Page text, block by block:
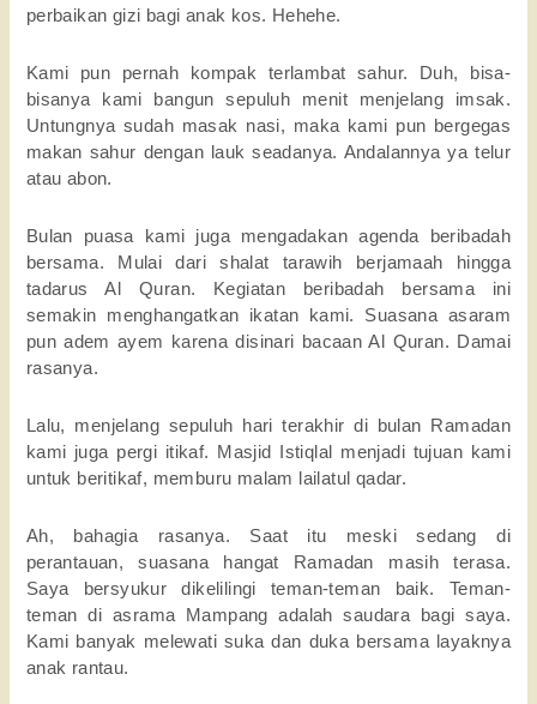
perbaikan gizi bagi anak kos. Hehehe.
Kami pun pernah kompak terlambat sahur. Duh, bisa-
bisanya kami bangun sepuluh menit menjelang imsak.
Untungnya sudah masak nasi, maka kami pun bergegas
makan sahur dengan lauk seadanya. Andalannya ya telur
atau abon.
Bulan puasa kami juga mengadakan agenda beribadah
bersama. Mulai dari shalat tarawih berjamaah hingga
tadarus Al Quran. Kegiatan beribadah bersama ini
semakin menghangatkan ikatan kami. Suasana asaram
pun adem ayem karena disinari bacaan Al Quran. Damai
rasanya.
Lalu, menjelang sepuluh hari terakhir di bulan Ramadan
kami juga pergi itikaf. Masjid Istiqlal menjadi tujuan kami
untuk beritikaf, memburu malam lailatul qadar.
Ah, bahagia rasanya. Saat itu meski sedang di
perantauan, suasana hangat Ramadan masih terasa.
Saya bersyukur dikelilingi teman-teman baik. Teman-
teman di asrama Mampang adalah saudara bagi saya.
Kami banyak melewati suka dan duka bersama layaknya
anak rantau.